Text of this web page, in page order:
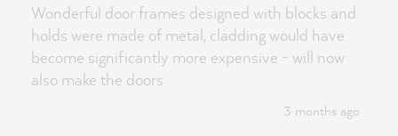
Wonderful door frames designed with blocks and
holds were made of metal, cladding would have
become significantly more expensive - will now
also make the doors
3 months ago